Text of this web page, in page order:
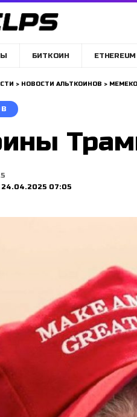
БИТКОИН ETHEREUM
> НОВОСТИ АЛЬТКОИНОВ >
07:05